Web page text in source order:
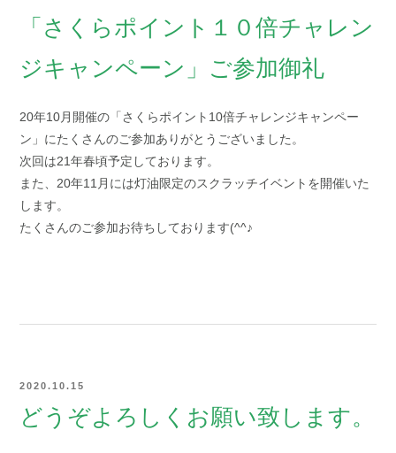
「さくらポイント１０倍チャレン
ジキャンペーン」ご参加御礼
20年10月開催の「さくらポイント10倍チャレンジキャンペー
ン」にたくさんのご参加ありがとうございました。
次回は21年春頃予定しております。
また、20年11月には灯油限定のスクラッチイベントを開催いた
します。
たくさんのご参加お待ちしております(^^♪
2020.10.15
どうぞよろしくお願い致します。